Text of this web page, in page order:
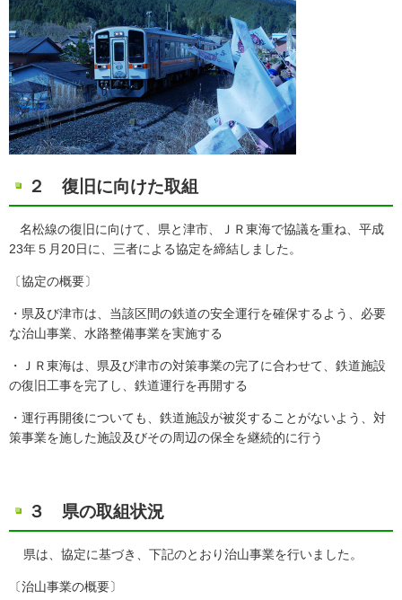
２ 復旧に向けた取組
名松線の復旧に向けて、県と津市、ＪＲ東海で協議を重ね、平成
23年５月20日に、三者による協定を締結しました。
〔協定の概要〕
・県及び津市は、当該区間の鉄道の安全運行を確保するよう、必要
な治山事業、水路整備事業を実施する
・ＪＲ東海は、県及び津市の対策事業の完了に合わせて、鉄道施設
の復旧工事を完了し、鉄道運行を再開する
・運行再開後についても、鉄道施設が被災することがないよう、対
策事業を施した施設及びその周辺の保全を継続的に行う
３ 県の取組状況
県は、協定に基づき、下記のとおり治山事業を行いました。
〔治山事業の概要〕